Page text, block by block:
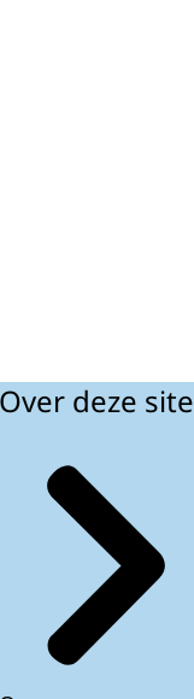
Over deze site